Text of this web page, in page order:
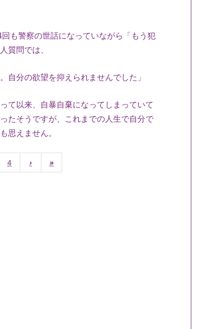
も警察の世話になっていながら「もう犯
質問では、
自分の欲望を抑えられませんでした」
て以来、自暴自棄になってしまっていて
たそうですが、これまでの人生で自分で
思えません。
4 › »